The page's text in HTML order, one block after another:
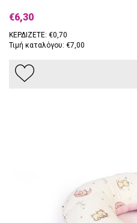
€6,30
ΚΕΡΔΙΖΕΤΕ: €0,70
Τιμή καταλόγου: €7,00